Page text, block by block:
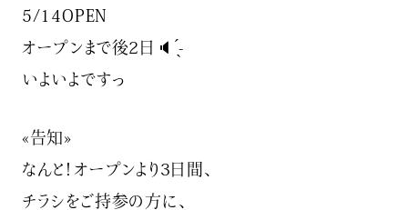
5/14OPEN
オープンまで後2日🔈 ̖́-
いよいよですっ
«告知️»
なんと！オープンより3日間、
チラシをご持参の方に、